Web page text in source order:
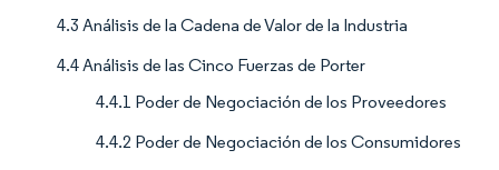
4.3 Análisis de la Cadena de Valor de la Industria
4.4 Análisis de las Cinco Fuerzas de Porter
4.4.1 Poder de Negociación de los Proveedores
4.4.2 Poder de Negociación de los Consumidores